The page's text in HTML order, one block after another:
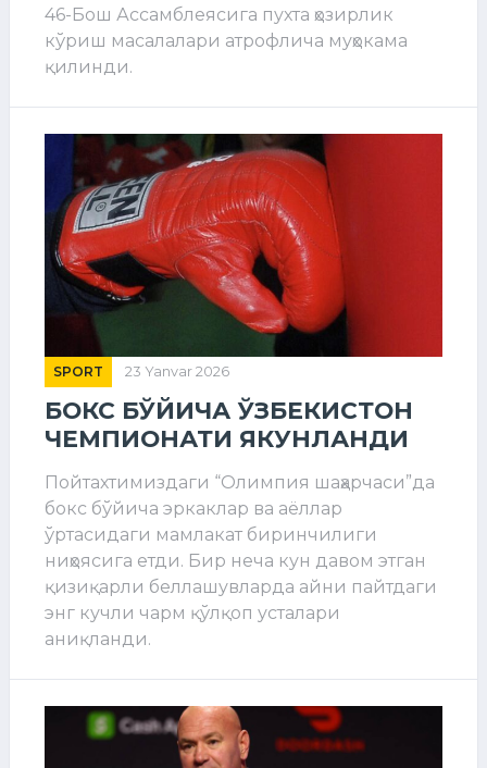
46-Бош Ассамблеясига пухта ҳозирлик
кўриш масалалари атрофлича муҳокама
қилинди.
SPORT 23 Yanvar 2026
БОКС БЎЙИЧА ЎЗБЕКИСТОН
ЧЕМПИОНАТИ ЯКУНЛАНДИ
Пойтахтимиздаги “Олимпия шаҳарчаси”да
бокс бўйича эркаклар ва аёллар
ўртасидаги мамлакат биринчилиги
ниҳоясига етди. Бир неча кун давом этган
қизиқарли беллашувларда айни пайтдаги
энг кучли чарм қўлқоп усталари
аниқланди.